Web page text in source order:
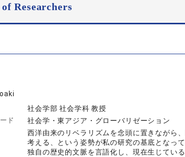
Researchers
社会学部 社会学科 教授
ド 社会学・東アジア・グローバリゼーション
西洋由来のリベラリズムを念頭に置きながら
考える、という姿勢が私の研究の基底となっ
独自の歴史的文脈を言語化し、現在生じてい